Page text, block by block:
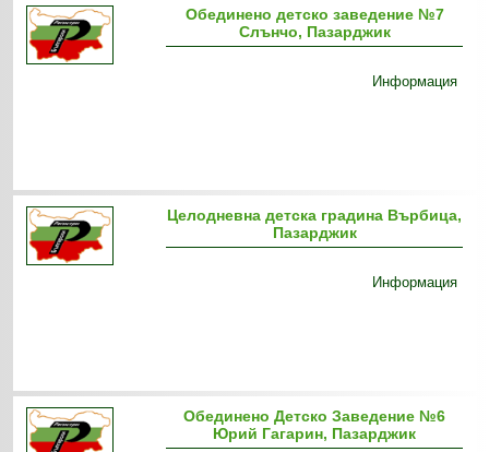
Обединено детско заведение №7
Слънчо, Пазарджик
Информация
Целодневна детска градина Върбица,
Пазарджик
Информация
Обединено Детско Заведение №6
Юрий Гагарин, Пазарджик